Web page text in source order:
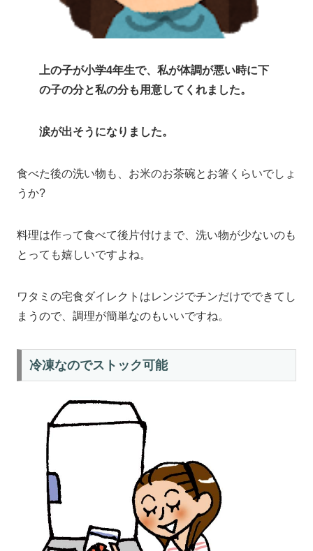
上の子が小学4年生で、私が体調が悪い時に下
の子の分と私の分も用意してくれました。
涙が出そうになりました。
食べた後の洗い物も、お米のお茶碗とお箸くらいでしょ
うか?
料理は作って食べて後片付けまで、洗い物が少ないのも
とっても嬉しいですよね。
ワタミの宅食ダイレクトはレンジでチンだけでできてし
まうので、調理が簡単なのもいいですね。
冷凍なのでストック可能